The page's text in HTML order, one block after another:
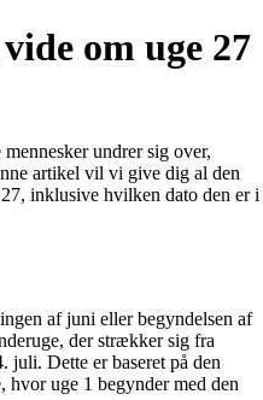
om uge 27
undrer sig over,
artikel vil vi give dig al den
inklusive hvilken dato den er i
af juni eller begyndelsen af
der strækker sig fra
juli. Dette er baseret på den
hvor uge 1 begynder med den